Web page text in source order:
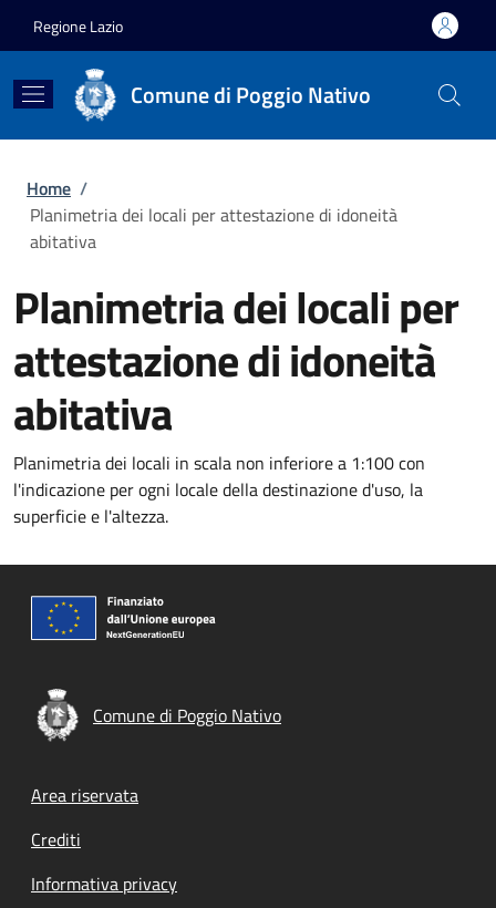
Regione Lazio
Comune di Poggio Nativo
Briciole di pane
Home /
Planimetria dei locali per attestazione di idoneità
abitativa
Planimetria dei locali per
attestazione di idoneità
abitativa
Planimetria dei locali in scala non inferiore a 1:100 con
l'indicazione per ogni locale della destinazione d'uso, la
superficie e l'altezza.
Comune di Poggio Nativo
Footer menu
Area riservata
Crediti
Informativa privacy